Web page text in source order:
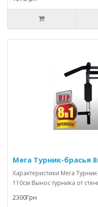
Мега Турник-брасья
Характеристики Мега
110см Вынос турника от
2300Грн